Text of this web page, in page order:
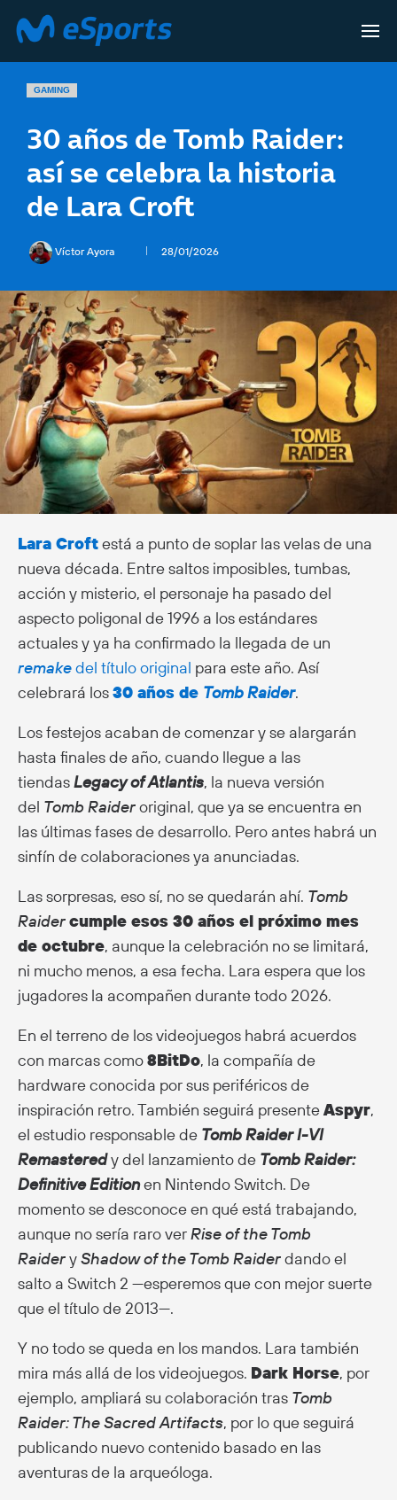
GAMING
30 años de Tomb Raider:
así se celebra la historia
de Lara Croft
Víctor Ayora 28/01/2026
Lara Croftestá a punto de soplar las velas de una
nueva década. Entre saltos imposibles, tumbas,
acción y misterio, el personaje ha pasado del
aspecto poligonal de 1996 a los estándares
actuales y ya ha confirmado la llegada de un
remakedel título original para este año. Así
celebrará los30 años de Tomb Raider.
Los festejos acaban de comenzar y se alargarán
hasta finales de año, cuando llegue a las
tiendasLegacy of Atlantis, la nueva versión
del Tomb Raideroriginal, que ya se encuentra en
las últimas fases de desarrollo. Pero antes habrá un
sinfín de colaboraciones ya anunciadas.
Las sorpresas, eso sí, no se quedarán ahí. Tomb
Raidercumple esos 30 años el próximo mes
de octubre, aunque la celebración no se limitará,
ni mucho menos, a esa fecha. Lara espera que los
jugadores la acompañen durante todo 2026.
En el terreno de los videojuegos habrá acuerdos
con marcas como8BitDo, la compañía de
hardware conocida por sus periféricos de
inspiración retro. También seguirá presenteAspyr,
el estudio responsable de Tomb Raider I-VI
Remasteredy del lanzamiento de Tomb Raider:
Definitive Editionen Nintendo Switch. De
momento se desconoce en qué está trabajando,
aunque no sería raro verRise of the Tomb
RaideryShadow of the Tomb Raiderdando el
salto a Switch 2 —esperemos que con mejor suerte
que el título de 2013—.
Y no todo se queda en los mandos. Lara también
mira más allá de los videojuegos. Dark Horse, por
ejemplo, ampliará su colaboración tras Tomb
Raider: The Sacred Artifacts, por lo que seguirá
publicando nuevo contenido basado en las
aventuras de la arqueóloga.